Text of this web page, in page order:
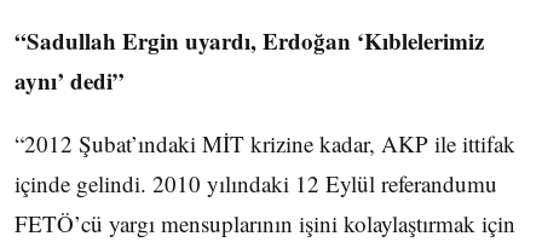
“Sadullah Ergin uyardı, Erdoğan ‘Kıblelerimiz
aynı’ dedi”
“2012 Şubat’ındaki MİT krizine kadar, AKP ile ittifak
içinde gelindi. 2010 yılındaki 12 Eylül referandumu
FETÖ’cü yargı mensuplarının işini kolaylaştırmak için